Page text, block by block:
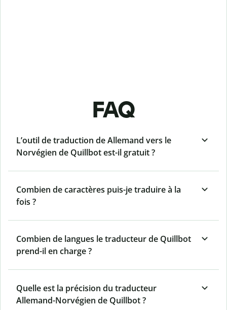
FAQ
L’outil de traduction de Allemand vers le
Norvégien de Quillbot est-il gratuit ?
Combien de caractères puis-je traduire à la
fois ?
Combien de langues le traducteur de Quillbot
prend-il en charge ?
Quelle est la précision du traducteur
Allemand-Norvégien de Quillbot ?